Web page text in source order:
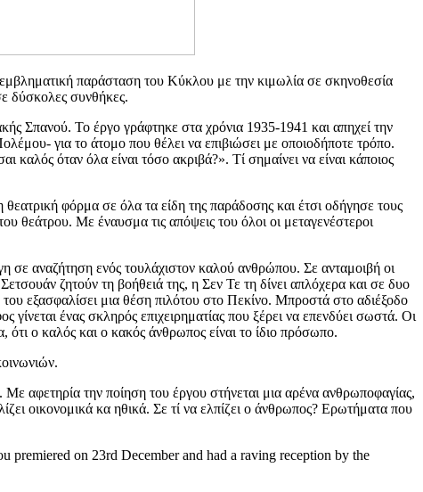
παράσταση του Κύκλου με την κιμωλία σε σκηνοθεσία
δύσκολες συνθήκες.
Σπανού. Το έργο γράφτηκε στα χρόνια 1935-1941 και απηχεί την
για το άτομο που θέλει να επιβιώσει με οποιοδήποτε τρόπο.
όταν όλα είναι τόσο ακριβά?». Τί σημαίνει να είναι κάποιος
φόρμα σε όλα τα είδη της παράδοσης και έτσι οδήγησε τους
θεάτρου. Με έναυσμα τις απόψεις του όλοι οι μεταγενέστεροι
σε αναζήτηση ενός τουλάχιστον καλού ανθρώπου. Σε ανταμοιβή οι
ζητούν τη βοήθειά της, η Σεν Τε τη δίνει απλόχερα και σε δυο
του εξασφαλίσει μια θέση πιλότου στο Πεκίνο. Μπροστά στο αδιέξοδο
ένας σκληρός επιχειρηματίας που ξέρει να επενδύει σωστά. Οι
ότι ο καλός και ο κακός άνθρωπος είναι το ίδιο πρόσωπο.
Με αφετηρία την ποίηση του έργου στήνεται μια αρένα ανθρωποφαγίας,
οικονομικά κα ηθικά. Σε τί να ελπίζει ο άνθρωπος? Ερωτήματα που
on 23rd December and had a raving reception by the